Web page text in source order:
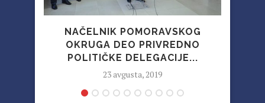
NAČELNIK POMORAVSKOG
OKRUGA DEO PRIVREDNO
POLITIČKE DELEGACIJE...
23 avgusta, 2019